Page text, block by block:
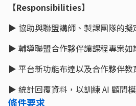
【Responsibilities】
▶ 協助與聯盟講師、製課團隊的擬
▶ 輔導聯盟合作夥伴讓課程專案如
▶ 平台新功能布達以及合作夥伴教
▶ 統計回覆資料，以訓練 AI 顧問
條件要求